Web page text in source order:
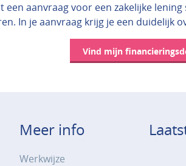
een aanvraag voor een zakelijke
In je aanvraag krijg je een duidelijk
Vind mijn
Meer info
Werkwijze